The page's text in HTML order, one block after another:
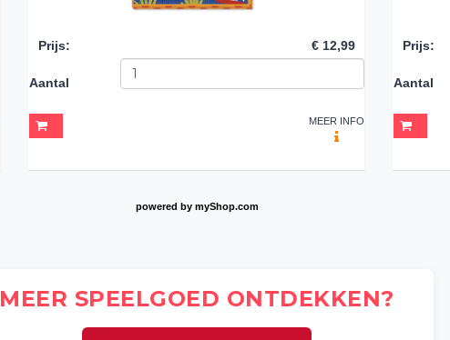
Prijs: € 12,99
Aantal
MEER INFO
Prijs:
Aantal
powered by myShop.com
MEER SPEELGOED ONTDEKKEN?